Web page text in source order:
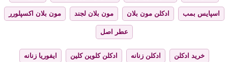
اسپایس بمب ادکلن مون بلان مون بلان لجند مون بلان اکسپلورر
عطر اصل
خرید ادکلن ادکلن زنانه ادکلن کلوین کلین ایفوریا زنانه